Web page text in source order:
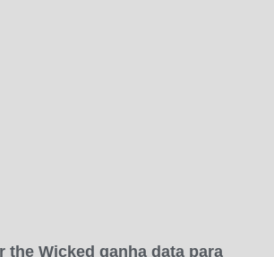
the Wicked ganha data para